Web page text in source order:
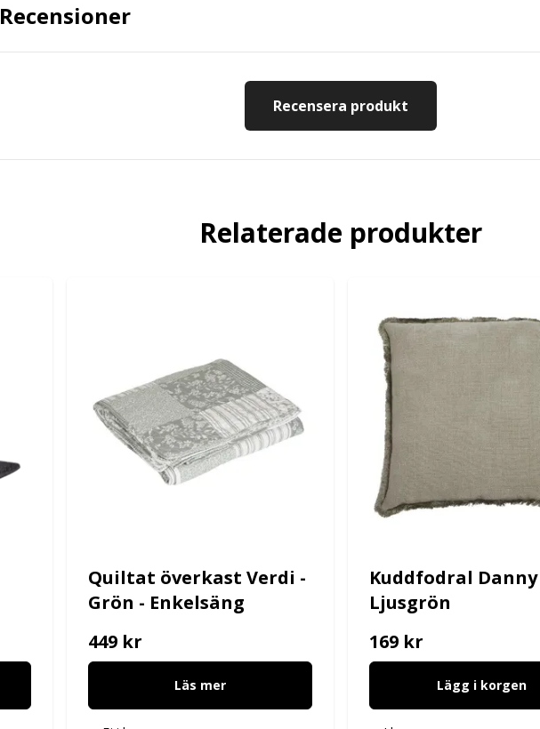
Recensioner
Recensera produkt
Relaterade produkter
Quiltat överkast Verdi -
Grön - Enkelsäng
449 kr
Läs mer
Kuddfodral Danny
Ljusgrön
169 kr
Lägg i korgen